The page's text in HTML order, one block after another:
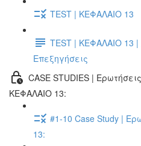
TEST | ΚΕΦΑΛΑΙΟ 13
TEST | ΚΕΦΑΛΑΙΟ 13 |
Επεξηγήσεις
CASE STUDIES |
ΚΕΦΑΛΑΙΟ 13:
#1-10 Case Study |
13: